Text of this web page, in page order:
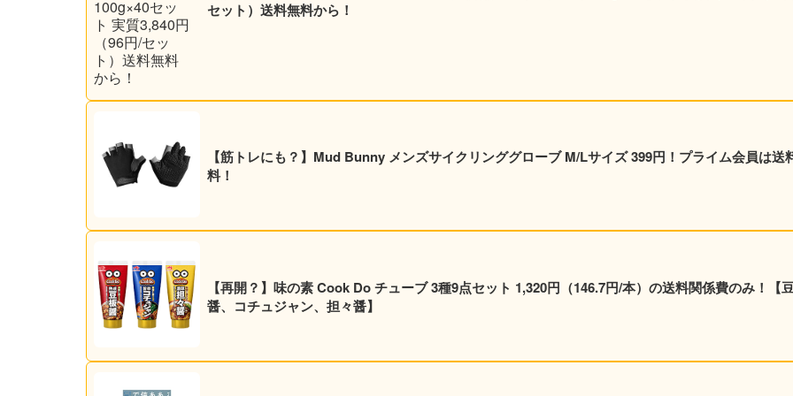
セット）送料無料から！
【筋トレにも？】Mud Bunny メンズサイクリンググローブ M/Lサイズ 399円！プライム会員は送
料！
【再開？】味の素 Cook Do チューブ 3種9点セット 1,320円（146.7円/本）の送料関係費のみ！【
醤、コチュジャン、担々醤】